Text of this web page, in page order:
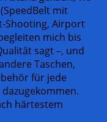
mit
Shooting, Airport
mich bis
sagt –, und
Taschen,
für jede
härtestem